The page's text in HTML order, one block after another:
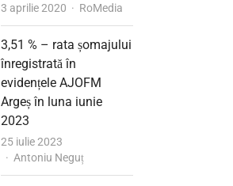
3 aprilie 2020 Author
RoMedia
3,51 % – rata șomajului
înregistrată în
evidențele AJOFM
Argeș în luna iunie
2023
25 iulie 2023
Author
Antoniu Neguț